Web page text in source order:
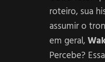
roteiro, sua
assumir o
em geral,
Percebe?